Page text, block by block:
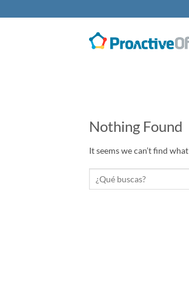
to
Nothing Found
It seems we can’t find